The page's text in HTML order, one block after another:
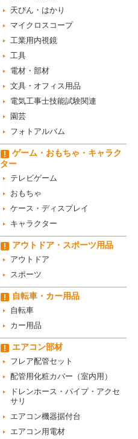
天びん・はかり
マイクロスコープ
工業用内視鏡
工具
電材・部材
文具・オフィス用品
電気工事士技能試験関連
園芸
フォトアルバム
ゲーム・おもちゃ・キャラク
ター
テレビゲーム
おもちゃ
ケース・ディスプレイ
キャラクター
アウトドア・スポーツ用品
アウトドア
スポーツ
自転車・カー用品
自転車
カー用品
エアコン部材
フレア配管セット
配管用化粧カバー（室内用）
ドレンホース・パイプ・アクセ
サリ
エアコン機器据付台
エアコン用電材